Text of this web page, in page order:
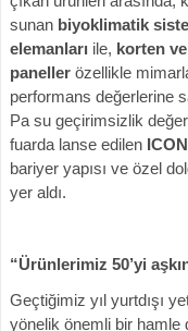
sunan biyoklimatik
elemanları ile, korten
paneller özellikle
performans değerlerine
Pa su geçirimsizlik
fuarda lanse edilen
bariyer yapısı ve özel
yer aldı.
“Ürünlerimiz 50’yi
Geçtiğimiz yıl yurtdışı
yönelik önemli bir hamle